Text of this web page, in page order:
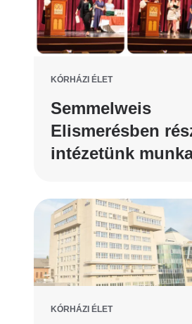
KÓRHÁZI ÉLET
Semmelweis
Elismerésben
intézetünk
KÓRHÁZI ÉLET